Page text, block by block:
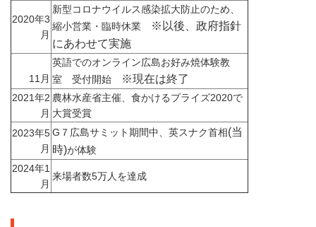
2020年3
月
新型コロナウイルス感染拡大防止のため、
縮小営業・臨時休業
※以後、政府指針
にあわせて実施
11月
英語でのオンライン広島お好み焼体験教
室 受付開始
※現在は終了
2021年2
月
農林水産省主催、食かけるプライズ2020で
大賞受賞
2023年5
月
G７広島サミット期間中、英スナク首相(当
時)が体験
2024年1
月
来場者数5万人を達成